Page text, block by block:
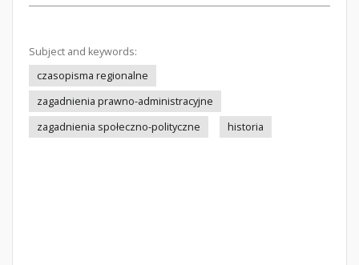
Subject and keywords:
czasopisma regionalne
zagadnienia prawno-administracyjne
zagadnienia społeczno-polityczne
historia